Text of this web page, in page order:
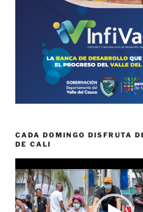
CADA DOMINGO DISFRUTA
DE CALI
de
vídeo